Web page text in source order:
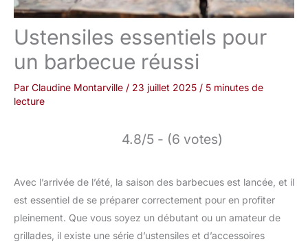
Ustensiles essentiels pour
un barbecue réussi
Par Claudine Montarville / 23 juillet 2025 / 5 minutes de
lecture
4.8/5 - (6 votes)
Avec l’arrivée de l’été, la saison des barbecues est lancée, et il
est essentiel de se préparer correctement pour en profiter
pleinement. Que vous soyez un débutant ou un amateur de
grillades, il existe une série d’ustensiles et d’accessoires